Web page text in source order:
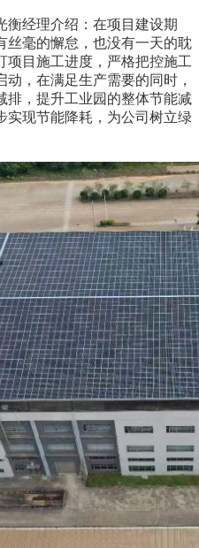
经理介绍：在项目建设期
丝毫的懈怠，也没有一天的耽
项目施工进度，严格把控施工
，在满足生产需要的同时，
排，提升工业园的整体节能减
实现节能降耗，为公司树立绿